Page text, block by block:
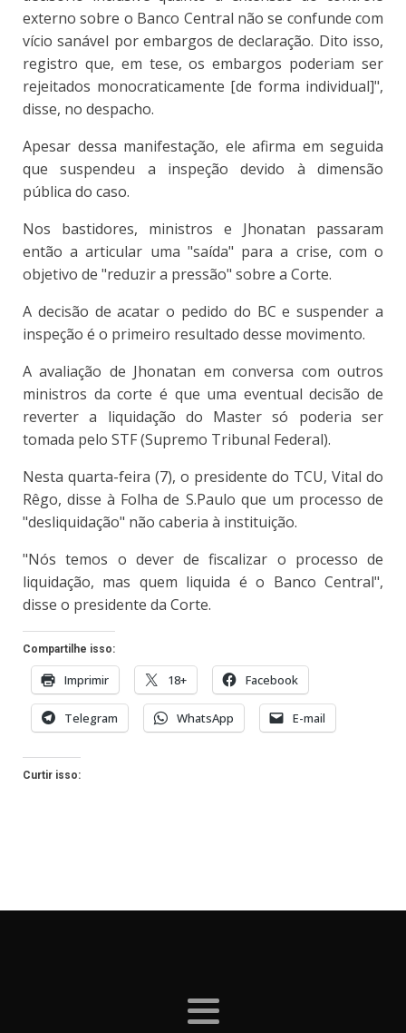
externo sobre o Banco Central não se confunde com
vício sanável por embargos de declaração. Dito isso,
registro que, em tese, os embargos poderiam ser
rejeitados monocraticamente [de forma individual]",
disse, no despacho.
Apesar dessa manifestação, ele afirma em seguida
que suspendeu a inspeção devido à dimensão
pública do caso.
Nos bastidores, ministros e Jhonatan passaram
então a articular uma "saída" para a crise, com o
objetivo de "reduzir a pressão" sobre a Corte.
A decisão de acatar o pedido do BC e suspender a
inspeção é o primeiro resultado desse movimento.
A avaliação de Jhonatan em conversa com outros
ministros da corte é que uma eventual decisão de
reverter a liquidação do Master só poderia ser
tomada pelo STF (Supremo Tribunal Federal).
Nesta quarta-feira (7), o presidente do TCU, Vital do
Rêgo, disse à Folha de S.Paulo que um processo de
"desliquidação" não caberia à instituição.
"Nós temos o dever de fiscalizar o processo de
liquidação, mas quem liquida é o Banco Central",
disse o presidente da Corte.
Compartilhe isso:
Imprimir 18+ Facebook
Telegram WhatsApp E-mail
Curtir isso: